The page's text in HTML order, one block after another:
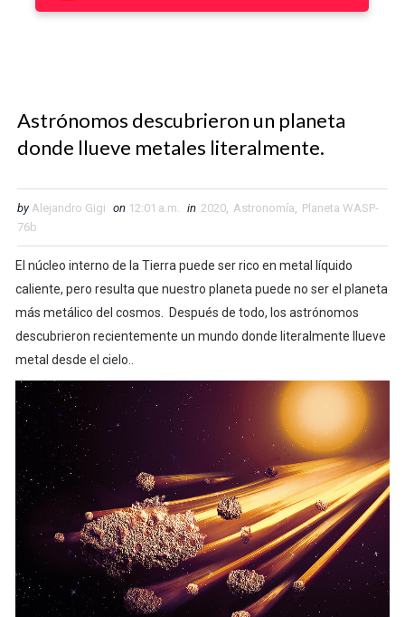
Astrónomos descubrieron un planeta
donde llueve metales literalmente.
by Alejandro Gigi on 12:01 a.m. in 2020, Astronomía, Planeta WASP-
76b
El núcleo interno de la Tierra puede ser rico en metal líquido
caliente, pero resulta que nuestro planeta puede no ser el planeta
más metálico del cosmos. Después de todo, los astrónomos
descubrieron recientemente un mundo donde literalmente llueve
metal desde el cielo.